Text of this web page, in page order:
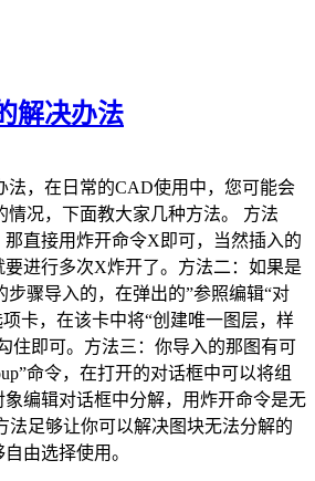
解决办法
法，在日常的CAD使用中，您可能会
情况，下面教大家几种方法。 方法
直接用炸开命令X即可，当然插入的
进行多次X炸开了。方法二：如果是
步骤导入的，在弹出的”参照编辑“对
卡，在该卡中将“创建唯一图层，样
住即可。方法三：你导入的那图有可
命令，在打开的对话框中可以将组
编辑对话框中分解，用炸开命令是无
法足够让你可以解决图块无法分解的
由选择使用。